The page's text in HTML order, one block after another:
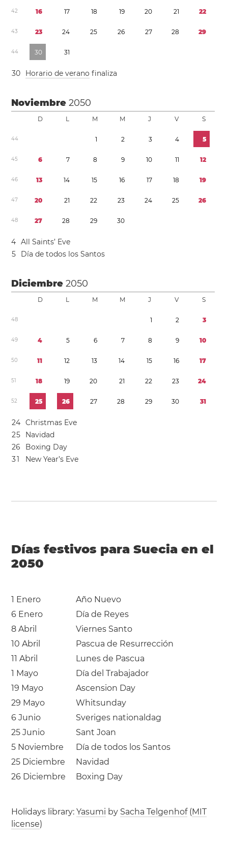
42 16 17 18 19 20 21 22
43 23 24 25 26 27 28 29
44 30 31
30 Horario de verano finaliza
Noviembre2050
D L M M J V S
44 1 2 3 4 5
45 6 7 8 9 10 11 12
46 13 14 15 16 17 18 19
47 20 21 22 23 24 25 26
48 27 28 29 30
4 All Saints’ Eve
5
Día de todos los Santos
Diciembre2050
D L M M J V S
48 1 2 3
49 4 5 6 7 8 9 10
50 11 12 13 14 15 16 17
51 18 19 20 21 22 23 24
52 25 26 27 28 29 30 31
24 Christmas Eve
25
Navidad
26
Boxing Day
31 New Year’s Eve
Días festivos para Suecia en el
2050
1 Enero
Año Nuevo
6 Enero
Día de Reyes
8 Abril
Viernes Santo
10 Abril
Pascua de Resurrección
11 Abril
Lunes de Pascua
1 Mayo
Día del Trabajador
19 Mayo
Ascension Day
29 Mayo
Whitsunday
6 Junio
Sveriges nationaldag
25 Junio
Sant Joan
5 Noviembre
Día de todos los Santos
25 Diciembre
Navidad
26 Diciembre
Boxing Day
Holidays library:Yasumi by Sacha Telgenhof(MIT
license)